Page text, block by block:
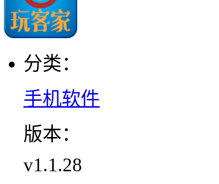
分类：
手机软件
版本：
v1.1.28